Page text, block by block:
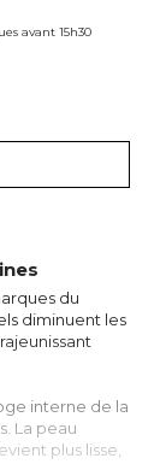
avant 15h30
du
diminuent les
interne de la
La peau
plus lisse,